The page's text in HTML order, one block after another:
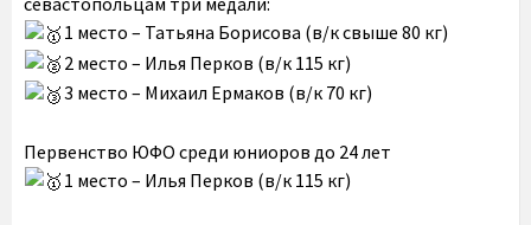
1 место – Татьяна Борисова (в/к свыше 80 кг)
2 место – Илья Перков (в/к 115 кг)
3 место – Михаил Ермаков (в/к 70 кг)
Первенство ЮФО среди юниоров до 24 лет
1 место – Илья Перков (в/к 115 кг)